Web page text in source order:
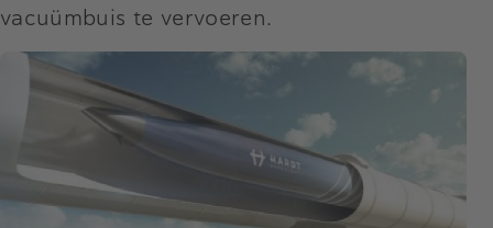
vacuümbuis te vervoeren.